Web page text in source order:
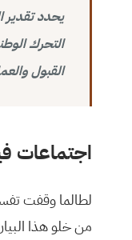
يحدد تقدير
التحرك
القبول
اجتماعات
لطالما وقفت
من خلو هذا